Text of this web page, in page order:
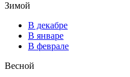
Зимой
В декабре
В январе
В феврале
Весной